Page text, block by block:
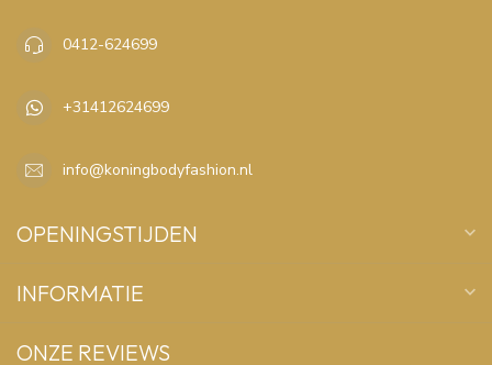
0412-624699
+31412624699
info@koningbodyfashion.nl
OPENINGSTIJDEN
INFORMATIE
ONZE REVIEWS